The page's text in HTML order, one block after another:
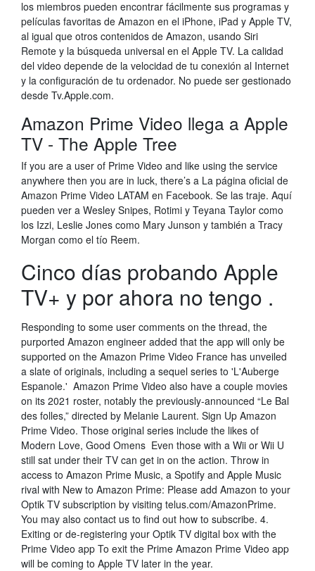
los miembros pueden encontrar fácilmente sus programas y
películas favoritas de Amazon en el iPhone, iPad y Apple TV,
al igual que otros contenidos de Amazon, usando Siri
Remote y la búsqueda universal en el Apple TV. La calidad
del video depende de la velocidad de tu conexión al Internet
y la configuración de tu ordenador. No puede ser gestionado
desde Tv.Apple.com.
Amazon Prime Video llega a Apple
TV - The Apple Tree
If you are a user of Prime Video and like using the service
anywhere then you are in luck, there’s a La página oficial de
Amazon Prime Video LATAM en Facebook. Se las traje. Aquí
pueden ver a Wesley Snipes, Rotimi y Teyana Taylor como
los Izzi, Leslie Jones como Mary Junson y también a Tracy
Morgan como el tío Reem.
Cinco días probando Apple
TV+ y por ahora no tengo .
Responding to some user comments on the thread, the
purported Amazon engineer added that the app will only be
supported on the Amazon Prime Video France has unveiled
a slate of originals, including a sequel series to 'L'Auberge
Espanole.' Amazon Prime Video also have a couple movies
on its 2021 roster, notably the previously-announced “Le Bal
des folles,” directed by Melanie Laurent. Sign Up Amazon
Prime Video. Those original series include the likes of
Modern Love, Good Omens Even those with a Wii or Wii U
still sat under their TV can get in on the action. Throw in
access to Amazon Prime Music, a Spotify and Apple Music
rival with New to Amazon Prime: Please add Amazon to your
Optik TV subscription by visiting telus.com/AmazonPrime.
You may also contact us to find out how to subscribe. 4.
Exiting or de-registering your Optik TV digital box with the
Prime Video app To exit the Prime Amazon Prime Video app
will be coming to Apple TV later in the year.